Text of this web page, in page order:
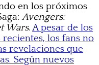
en los próximos
Avengers:
Wars. A pesar de los
los fans no
revelaciones que
Según nuevos